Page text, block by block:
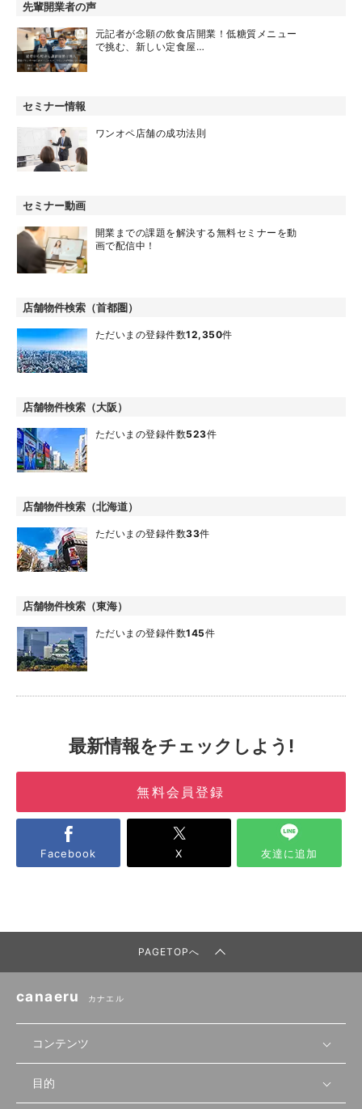
先輩開業者の声
元記者が念願の飲食店開業！低糖質メニュー
で挑む、新しい定食屋…
セミナー情報
ワンオペ店舗の成功法則
セミナー動画
開業までの課題を解決する無料セミナーを動
画で配信中！
店舗物件検索（首都圏）
ただいまの登録件数12,350件
店舗物件検索（大阪）
ただいまの登録件数523件
店舗物件検索（北海道）
ただいまの登録件数33件
店舗物件検索（東海）
ただいまの登録件数145件
最新情報をチェックしよう!
無料会員登録
Facebook X 友達に追加
PAGETOPへ
canaeru カナエル
コンテンツ
無料開業相談
目的